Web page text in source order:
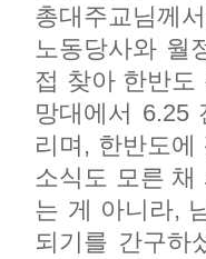
총대주교님께
노동당사와 월
접 찾아 한반도
망대에서 6.25
리며, 한반도
소식도 모른 채
는 게 아니라,
되기를 간구하